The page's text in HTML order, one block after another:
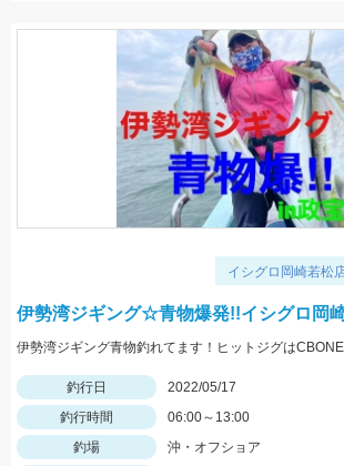
イシグロ岡崎若松
伊勢湾ジギング☆青物爆発!!イシグロ岡
釣行日
2022/05/17
釣行時間
06:00～13:00
釣場
沖・オフショア